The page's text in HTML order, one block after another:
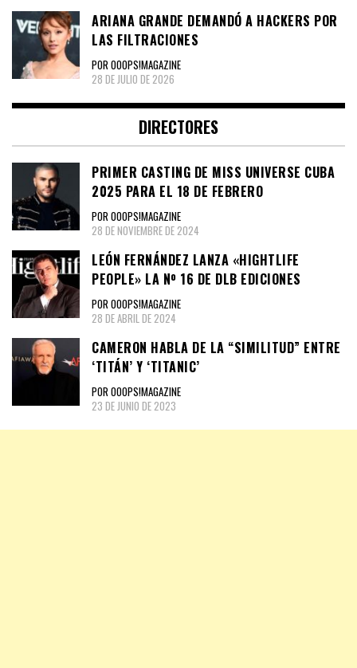
ARIANA GRANDE DEMANDÓ A HACKERS POR
LAS FILTRACIONES
POR OOOPS!MAGAZINE
28 DE JULIO DE 2026
DIRECTORES
PRIMER CASTING DE MISS UNIVERSE CUBA
2025 PARA EL 18 DE FEBRERO
POR OOOPS!MAGAZINE
28 DE NOVIEMBRE DE 2024
LEÓN FERNÁNDEZ LANZA «HIGHTLIFE
PEOPLE» LA Nº 16 DE DLB EDICIONES
POR OOOPS!MAGAZINE
28 DE ABRIL DE 2024
CAMERON HABLA DE LA “SIMILITUD” ENTRE
‘TITÁN’ Y ‘TITANIC’
POR OOOPS!MAGAZINE
23 DE JUNIO DE 2023